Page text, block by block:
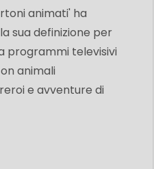
animati' ha
sua definizione per
programmi televisivi
animali
e avventure di